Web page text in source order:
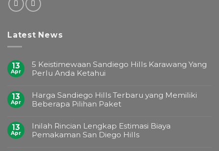
Latest News
13
Apr
5 Keistimewaan Sandiego Hills Karawang Yang
Perlu Anda Ketahui
13
Apr
Harga Sandiego Hills Terbaru yang Memiliki
Beberapa Pilihan Paket
13
Apr
Inilah Rincian Lengkap Estimasi Biaya
Pemakaman San Diego Hills